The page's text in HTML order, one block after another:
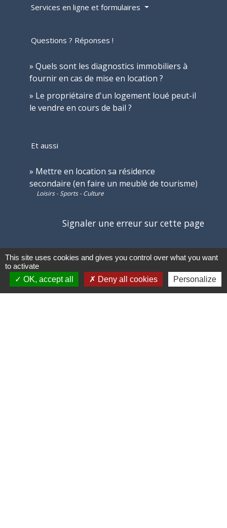
Services en ligne et formulaires
Questions ? Réponses !
Quels sont les diagnostics immobiliers à
fournir en cas de mise en location ?
Le propriétaire d'un logement loué peut-il
le vendre en cours de bail ?
Et aussi
Mettre en location sa résidence
secondaire (en faire un meublé de tourisme)
Loisirs - Sports - Culture
Signaler une erreur sur cette page
This site uses cookies and gives you control over what you want
to activate
OK, accept all
Deny all cookies Personalize